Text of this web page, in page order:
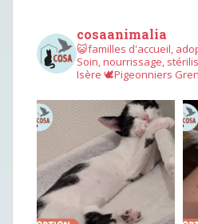
cosaanimalia
😺familles d'accueil,
Soin, nourrissage,
Isère 🕊︎Pigeonniers